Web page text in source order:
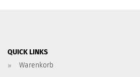
QUICK LINKS
Warenkorb